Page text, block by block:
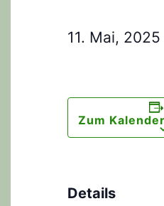
11. Mai, 2025
Zum
Details